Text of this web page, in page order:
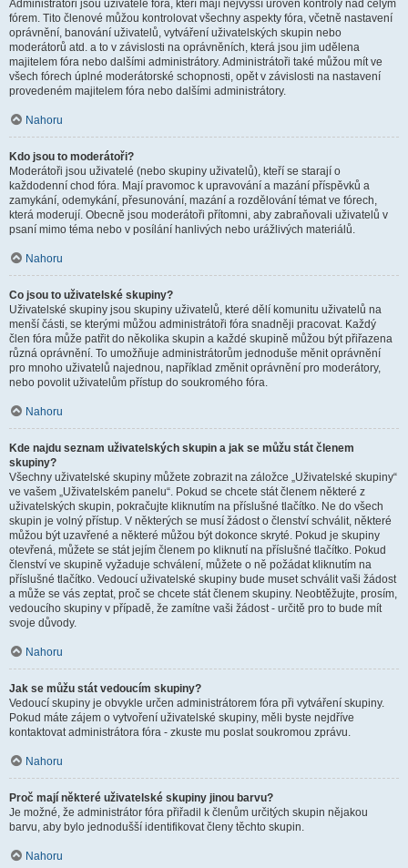
Administrátoři jsou uživatelé fóra, kteří mají nejvyšší úroveň kontroly nad celým
fórem. Tito členové můžou kontrolovat všechny aspekty fóra, včetně nastavení
oprávnění, banování uživatelů, vytváření uživatelských skupin nebo
moderátorů atd. a to v závislosti na oprávněních, která jsou jim udělena
majitelem fóra nebo dalšími administrátory. Administrátoři také můžou mít ve
všech fórech úplné moderátorské schopnosti, opět v závislosti na nastavení
provedeném majitelem fóra nebo dalšími administrátory.
Nahoru
Kdo jsou to moderátoři?
Moderátoři jsou uživatelé (nebo skupiny uživatelů), kteří se starají o
každodenní chod fóra. Mají pravomoc k upravování a mazání příspěvků a
zamykání, odemykání, přesunování, mazání a rozdělování témat ve fórech,
která moderují. Obecně jsou moderátoři přítomni, aby zabraňovali uživatelů v
psaní mimo téma nebo v posílání hanlivých nebo urážlivých materiálů.
Nahoru
Co jsou to uživatelské skupiny?
Uživatelské skupiny jsou skupiny uživatelů, které dělí komunitu uživatelů na
menší části, se kterými můžou administrátoři fóra snadněji pracovat. Každý
člen fóra může patřit do několika skupin a každé skupině můžou být přiřazena
různá oprávnění. To umožňuje administrátorům jednoduše měnit oprávnění
pro mnoho uživatelů najednou, například změnit oprávnění pro moderátory,
nebo povolit uživatelům přístup do soukromého fóra.
Nahoru
Kde najdu seznam uživatelských skupin a jak se můžu stát členem
skupiny?
Všechny uživatelské skupiny můžete zobrazit na záložce „Uživatelské skupiny“
ve vašem „Uživatelském panelu“. Pokud se chcete stát členem některé z
uživatelských skupin, pokračujte kliknutím na příslušné tlačítko. Ne do všech
skupin je volný přístup. V některých se musí žádost o členství schválit, některé
můžou být uzavřené a některé můžou být dokonce skryté. Pokud je skupiny
otevřená, můžete se stát jejím členem po kliknutí na příslušné tlačítko. Pokud
členství ve skupině vyžaduje schválení, můžete o ně požádat kliknutím na
příslušné tlačítko. Vedoucí uživatelské skupiny bude muset schválit vaši žádost
a může se vás zeptat, proč se chcete stát členem skupiny. Neobtěžujte, prosím,
vedoucího skupiny v případě, že zamítne vaši žádost - určitě pro to bude mít
svoje důvody.
Nahoru
Jak se můžu stát vedoucím skupiny?
Vedoucí skupiny je obvykle určen administrátorem fóra při vytváření skupiny.
Pokud máte zájem o vytvoření uživatelské skupiny, měli byste nejdříve
kontaktovat administrátora fóra - zkuste mu poslat soukromou zprávu.
Nahoru
Proč mají některé uživatelské skupiny jinou barvu?
Je možné, že administrátor fóra přiřadil k členům určitých skupin nějakou
barvu, aby bylo jednodušší identifikovat členy těchto skupin.
Nahoru